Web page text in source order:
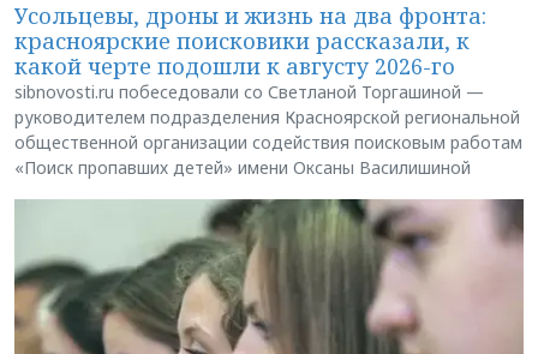
Усольцевы, дроны и жизнь на два фронта:
красноярские поисковики рассказали, к
какой черте подошли к августу 2026-го
sibnovosti.ru побеседовали со Светланой Торгашиной —
руководителем подразделения Красноярской региональной
общественной организации содействия поисковым работам
«Поиск пропавших детей» имени Оксаны Василишиной